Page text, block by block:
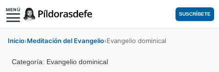
MENÚ
SUSCRÍBETE
Inicio›Meditación del Evangelio›Evangelio dominical
Categoría: Evangelio dominical